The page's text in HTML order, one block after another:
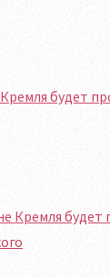
Кремля будет